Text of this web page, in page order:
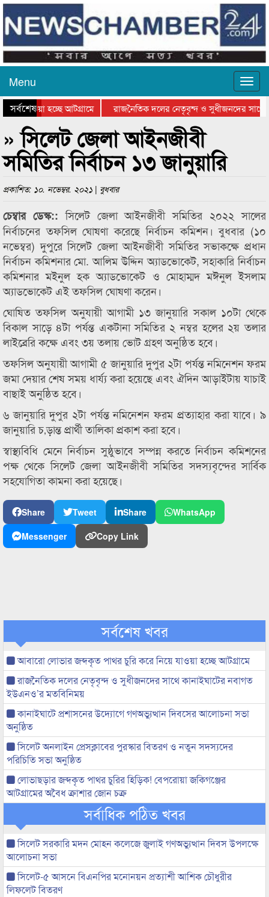
Menu
সর্বশেষ
যাওয়া হচ্ছে আটগ্রামে
রাজনৈতিক দলের নেতৃবৃন্দ ও সুধীজনদের সাথে
পুরস্কার বিতরণ সম্পন্ন
সিলেটে বাংলাদেশ গ্রুপ থিয়েটার
» সিলেট জেলা আইনজীবী
সমিতির নির্বাচন ১৩ জানুয়ারি
প্রকাশিত: ১০. নভেম্বর. ২০২১ | বুধবার
চেম্বার ডেস্ক::সিলেট জেলা আইনজীবী সমিতির ২০২২ সালের
নির্বাচনের তফসিল ঘোষণা করেছে নির্বাচন কমিশন। বুধবার (১০
নভেম্বর) দুপুরে সিলেট জেলা আইনজীবী সমিতির সভাকক্ষে প্রধান
নির্বাচন কমিশনার মো. আলিম উদ্দিন অ্যাডভোকেট, সহাকারি নির্বাচন
কমিশনার মইনুল হক অ্যাডভোকেট ও মোহাম্মদ মঈনুল ইসলাম
অ্যাডভোকেট এই তফসিল ঘোষণা করেন।
ঘোষিত তফসিল অনুযায়ী আগামী ১৩ জানুয়ারি সকাল ১০টা থেকে
বিকাল সাড়ে ৪টা পর্যন্ত একটানা সমিতির ২ নম্বর হলের ২য় তলার
লাইব্রেরি কক্ষে এবং ৩য় তলায় ভোট গ্রহণ অনুষ্ঠিত হবে।
তফসিল অনুযায়ী আগামী ৫ জানুয়ারি দুপুর ২টা পর্যন্ত নমিনেশন ফরম
জমা দেয়ার শেষ সময় ধার্য্য করা হয়েছে এবং ঐদিন আড়াইটায় যাচাই
বাছাই অনুষ্ঠিত হবে।
৬ জানুয়ারি দুপুর ২টা পর্যন্ত নমিনেশন ফরম প্রত্যাহার করা যাবে। ৯
জানুয়ারি চ‚ড়ান্ত প্রার্থী তালিকা প্রকাশ করা হবে।
স্বাস্থ্যবিধি মেনে নির্বাচন সুষ্ঠুভাবে সম্পন্ন করতে নির্বাচন কমিশনের
পক্ষ থেকে সিলেট জেলা আইনজীবী সমিতির সদস্যবৃন্দের সার্বিক
সহযোগিতা কামনা করা হয়েছে।
Share Tweet Share
WhatsApp
Messenger
Copy Link
সর্বশেষ খবর
আবারো লোভার জব্দকৃত পাথর চুরি করে নিয়ে যাওয়া হচ্ছে আটগ্রামে
রাজনৈতিক দলের নেতৃবৃন্দ ও সুধীজনদের সাথে কানাইঘাটের নবাগত
ইউএনও’র মতবিনিময়
কানাইঘাটে প্রশাসনের উদ্যোগে গণঅভ্যুত্থান দিবসের আলোচনা সভা
অনুষ্ঠিত
সিলেট অনলাইন প্রেসক্লাবের পুরস্কার বিতরণ ও নতুন সদস্যদের
পরিচিতি সভা অনুষ্ঠিত
লোভাছড়ার জব্দকৃত পাথর চুরির হিড়িক! বেপরোয়া জকিগঞ্জের
আটগ্রামের অবৈধ ক্রাশার জোন চক্র
সর্বাধিক পঠিত খবর
সিলেট সরকারি মদন মোহন কলেজে জুলাই গণঅভ্যুত্থান দিবস উপলক্ষে
আলোচনা সভা
সিলেট-৫ আসনে বিএনপির মনোনয়ন প্রত্যাশী আশিক চৌধুরীর
লিফলেট বিতরণ